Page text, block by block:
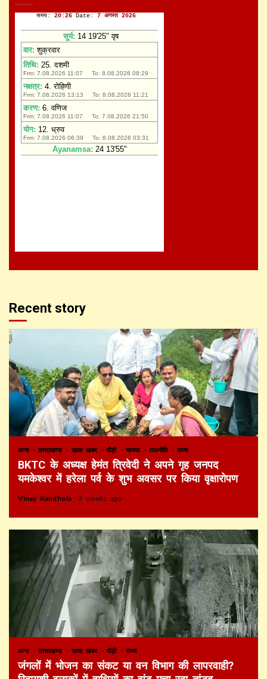
Recent story
अन्य उत्तराखण्ड खास खबर पौड़ी भाजपा राजनीति राज्य
BKTC के अध्यक्ष हेमंत त्रिवेदी ने अपने गृह जनपद
यमकेश्वर में हरेला पर्व के शुभ अवसर पर किया वृक्षारोपण
Vinay Kainthola 3 weeks ago
अन्य उत्तराखण्ड खास खबर पौड़ी राज्य
जंगलों में भोजन का संकट या वन विभाग की लापरवाही?